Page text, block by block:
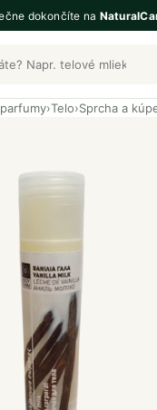
dokončíte na
BodyFarm
›Telo›Sprcha a
obrázok